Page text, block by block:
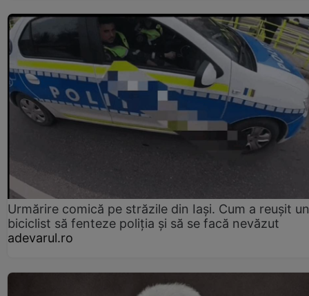
Urmărire comică pe străzile din Iași. Cum a reușit un
biciclist să fenteze poliția și să se facă nevăzut
adevarul.ro